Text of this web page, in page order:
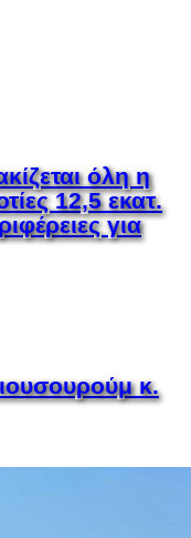
όλη η
12,5 εκατ.
για
κ.